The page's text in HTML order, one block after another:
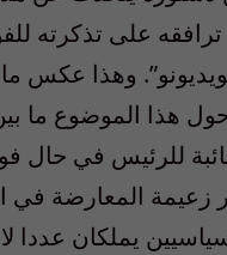
على تذكرته
وهذا عكس
هذا الموضوع ما
للرئيس في حال
زعيمة المعارضة
يملكان عددا